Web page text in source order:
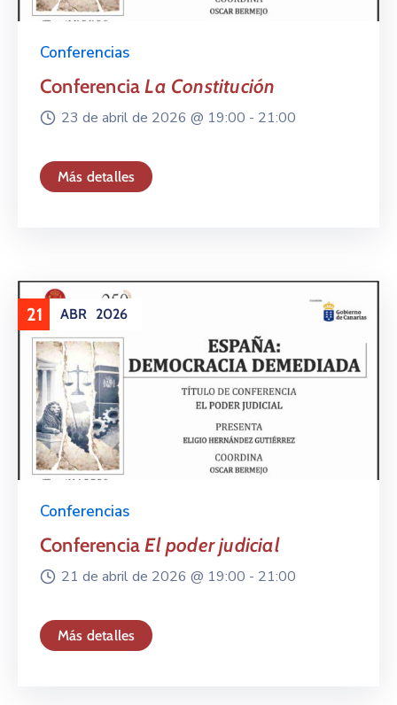
Conferencias
ConferenciaLa Constitución
23 de abril de 2026 @ 19:00 - 21:00
Más detalles
21 ABR 2026
Conferencias
ConferenciaEl poder judicial
21 de abril de 2026 @ 19:00 - 21:00
Más detalles